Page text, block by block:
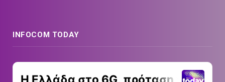
INFOCOM TODAY